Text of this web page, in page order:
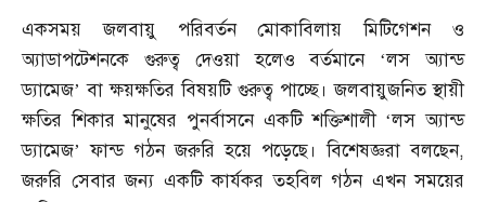
একসময় জলবায়ু পরিবর্তন মোকাবিলায় মিটিগেশন ও
অ্যাডাপটেশনকে গুরুত্ব দেওয়া হলেও বর্তমানে ‘লস অ্যান্ড
ড্যামেজ’ বা ক্ষয়ক্ষতির বিষয়টি গুরুত্ব পাচ্ছে। জলবায়ুজনিত স্থায়ী
ক্ষতির শিকার মানুষের পুনর্বাসনে একটি শক্তিশালী ‘লস অ্যান্ড
ড্যামেজ’ ফান্ড গঠন জরুরি হয়ে পড়েছে। বিশেষজ্ঞরা বলছেন,
জরুরি সেবার জন্য একটি কার্যকর তহবিল গঠন এখন সময়ের